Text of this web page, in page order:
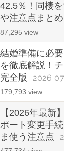
42.5％！同棲
や注意点まとめ
87,295 view
結婚準備に必要
を徹底解説！
完全版
179,793 view
【2026年最新
ポート変更手
ま使う注意点